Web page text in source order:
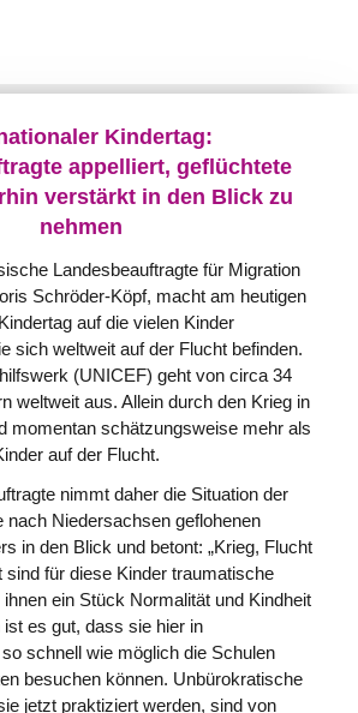
Kindertag:
appelliert, geflüchtete
verstärkt in den Blick zu
nehmen
Landesbeauftragte für Migration
Schröder-Köpf, macht am heutigen
auf die vielen Kinder
sich weltweit auf der Flucht befinden.
(UNICEF) geht von circa 34
weltweit aus. Allein durch den Krieg in
momentan schätzungsweise mehr als
auf der Flucht.
nimmt daher die Situation der
nach Niedersachsen geflohenen
in den Blick und betont: „Krieg, Flucht
sind für diese Kinder traumatische
ein Stück Normalität und Kindheit
es gut, dass sie hier in
schnell wie möglich die Schulen
besuchen können. Unbürokratische
jetzt praktiziert werden, sind von